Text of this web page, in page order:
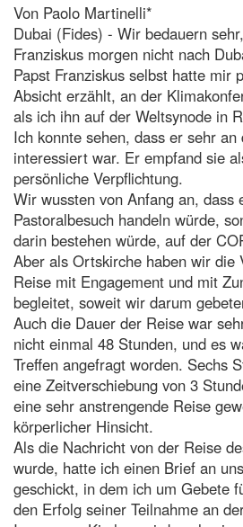
Von Paolo Martinelli*
Dubai (Fides) - Wir bedauern
Franziskus morgen nicht nach
Papst Franziskus selbst hatte mir
Absicht erzählt, an der
als ich ihn auf der Weltsynode in
Ich konnte sehen, dass er sehr an
interessiert war. Er empfand sie
persönliche Verpflichtung.
Wir wussten von Anfang an, dass
Pastoralbesuch handeln würde,
darin bestehen würde, auf der
Aber als Ortskirche haben wir die
Reise mit Engagement und mit
begleitet, soweit wir darum
Auch die Dauer der Reise war
nicht einmal 48 Stunden, und es
Treffen angefragt worden. Sechs
eine Zeitverschiebung von 3
eine sehr anstrengende Reise
körperlicher Hinsicht.
Als die Nachricht von der Reise
wurde, hatte ich einen Brief an
geschickt, in dem ich um Gebete
den Erfolg seiner Teilnahme an